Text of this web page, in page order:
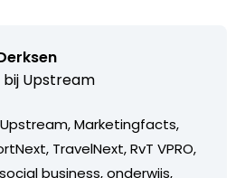
Upstream
Marketingfacts,
TravelNext, RvT VPRO,
business, onderwijs,